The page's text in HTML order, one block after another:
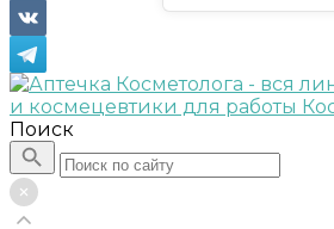
Поиск